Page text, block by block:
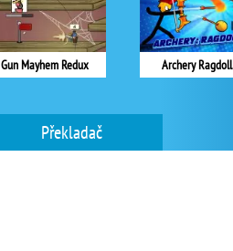
Gun Mayhem Redux Archery Ragdoll
Překladač